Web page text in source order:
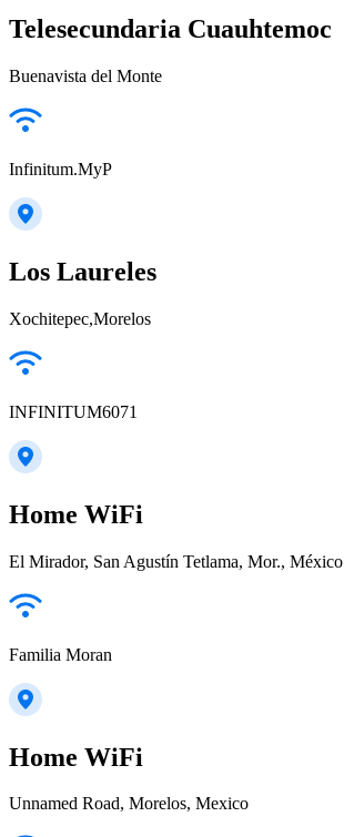
Telesecundaria Cuauhtemoc
Buenavista del Monte
Infinitum.MyP
Los Laureles
Xochitepec,Morelos
INFINITUM6071
Home WiFi
El Mirador, San Agustín Tetlama, Mor., México
Familia Moran
Home WiFi
Unnamed Road, Morelos, Mexico